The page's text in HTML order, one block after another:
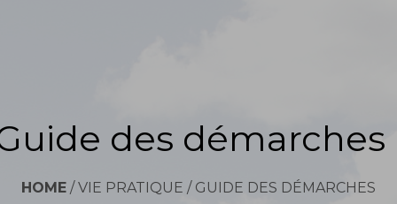
des démarches
HOME /VIE PRATIQUE / GUIDE DES DÉMARCHES